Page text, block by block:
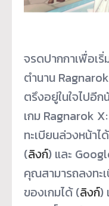
จรดปากกาเพื่อเ
ตำนาน
ตรึงอยู่ในใจไปอี
เกม Ragnarok
ทะเบียนล่วงหน้า
(ลิงก์) และ
คุณสามารถลงทะ
ของเกมได้ (ลิงก์)